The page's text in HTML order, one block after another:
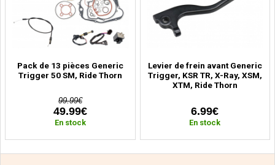
Pack de 13 pièces Generic
Trigger 50 SM, Ride Thorn
99.99€
49.99€
En stock
Levier de frein avant Generic
Trigger, KSR TR, X-Ray, XSM,
XTM, Ride Thorn
6.99€
En stock